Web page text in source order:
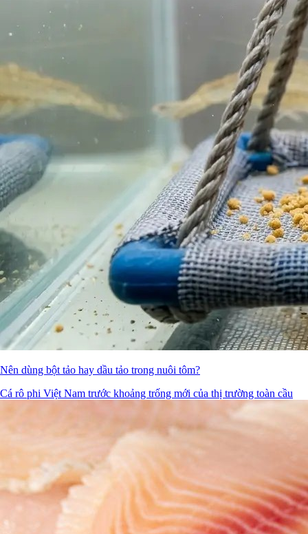
Nên dùng bột tảo hay dầu tảo trong nuôi tôm?
Cá rô phi Việt Nam trước khoảng trống mới của thị trường toàn cầu